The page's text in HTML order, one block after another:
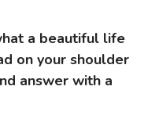
a beautiful life
on your shoulder
answer with a